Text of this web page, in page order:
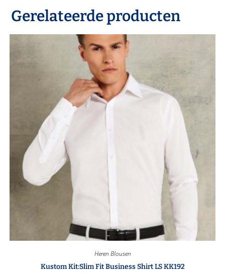
Gerelateerde producten
Heren Blousen
Kustom Kit:Slim Fit Business Shirt LS KK192